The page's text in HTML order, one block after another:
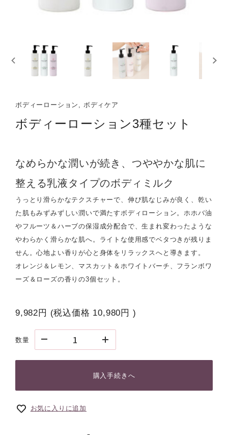
ボディーローション, ボディケア
ボディーローション3種セット
なめらかな潤いが続き、つややかな肌に
整える乳液タイプのボディミルク
うっとり滑らかなテクスチャーで、伸び肌なじみが良く、乾い
た肌もみずみずしい潤いで満たすボディローション。ホホバ油
やフルーツ＆ハーブの保湿成分配合で、生まれ変わったような
やわらかく滑らかな肌へ。ライトな使用感でベタつきが残りま
せん。心地よい香りが心と身体をリラックスへと導きます。
オレンジ＆レモン、マスカット＆ホワイトバーチ、フランボワ
ーズ＆ローズの香りの3個セット。
9,982円 (税込価格 10,980円 )
数量
購入手続きへ
お気に入りに追加